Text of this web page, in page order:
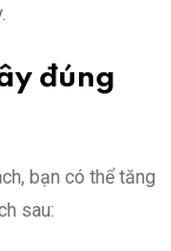
đúng
bạn có thể tăng
sau: